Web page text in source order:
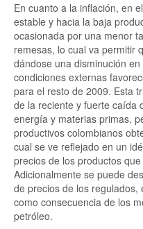
En cuanto a la inflación, en
estable y hacia la baja
ocasionada por una menor
remesas, lo cual va permitir
dándose una disminución
condiciones externas
para el resto de 2009. Esta
de la reciente y fuerte caída
energía y materias primas,
productivos colombianos
cual se ve reflejado en un
precios de los productos
Adicionalmente se puede
de precios de los
como consecuencia de los
petróleo.